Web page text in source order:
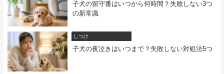
子犬の留守番はいつから何時間？失敗しない3つ
の新常識
しつけ
子犬の夜泣きはいつまで？失敗しない対処法5つ